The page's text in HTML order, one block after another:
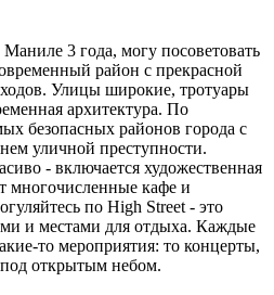
3 года, могу посоветовать
район с прекрасной
Улицы широкие, тротуары
архитектура. По
безопасных районов города с
уличной преступности.
- включается художественная
многочисленные кафе и
по High Street - это
и местами для отдыха. Каждые
то мероприятия: то концерты,
открытым небом.